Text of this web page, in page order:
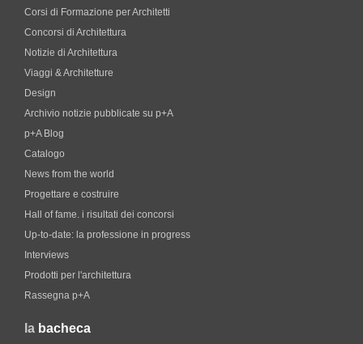
Corsi di Formazione per Architetti
Concorsi di Architettura
Notizie di Architettura
Viaggi & Architetture
Design
Archivio notizie pubblicate su p+A
p+A Blog
Catalogo
News from the world
Progettare e costruire
Hall of fame. i risultati dei concorsi
Up-to-date: la professione in progress
Interviews
Prodotti per l'architettura
Rassegna p+A
la bacheca